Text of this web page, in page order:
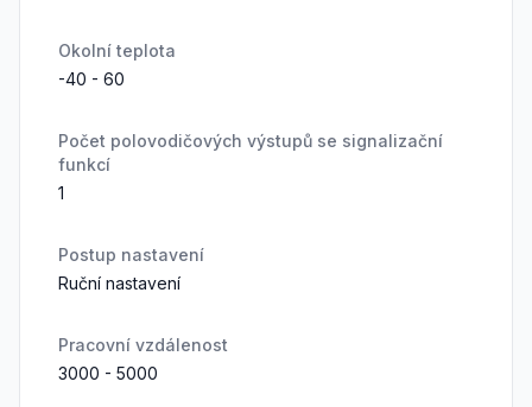
Okolní teplota
-40 - 60
Počet polovodičových výstupů se signalizační
funkcí
1
Postup nastavení
Ruční nastavení
Pracovní vzdálenost
3000 - 5000